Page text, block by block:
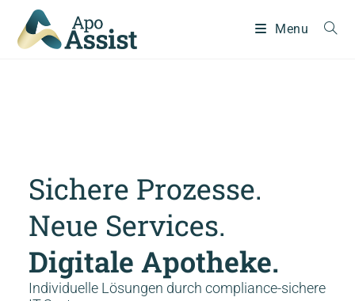
Menu
Sichere Prozesse.
Neue Services.
Digitale Apotheke.
Individuelle Lösungen durch compliance-sichere